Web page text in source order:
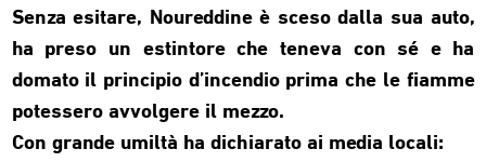
Senza esitare, Noureddine è sceso dalla sua auto,
ha preso un estintore che teneva con sé e ha
domato il principio d’incendio prima che le fiamme
potessero avvolgere il mezzo.
Con grande umiltà ha dichiarato ai media locali: